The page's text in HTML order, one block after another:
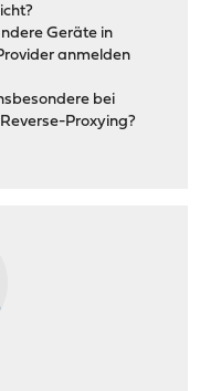
Geräte in
anmelden
bei
Proxying?